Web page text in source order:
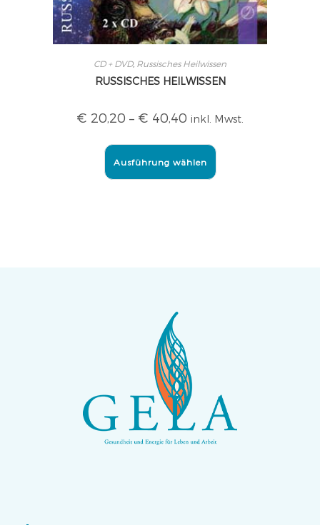
CD + DVD, Russisches Heilwissen
RUSSISCHES HEILWISSEN
€ 20,20 – € 40,40 inkl. Mwst.
Ausführung wählen